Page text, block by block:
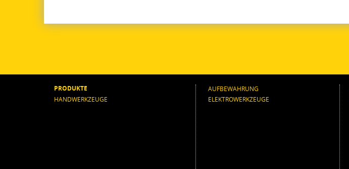
PRODUKTE
HANDWERKZEUGE
AUFBEWAHRUNG
ELEKTROWERKZEUGE